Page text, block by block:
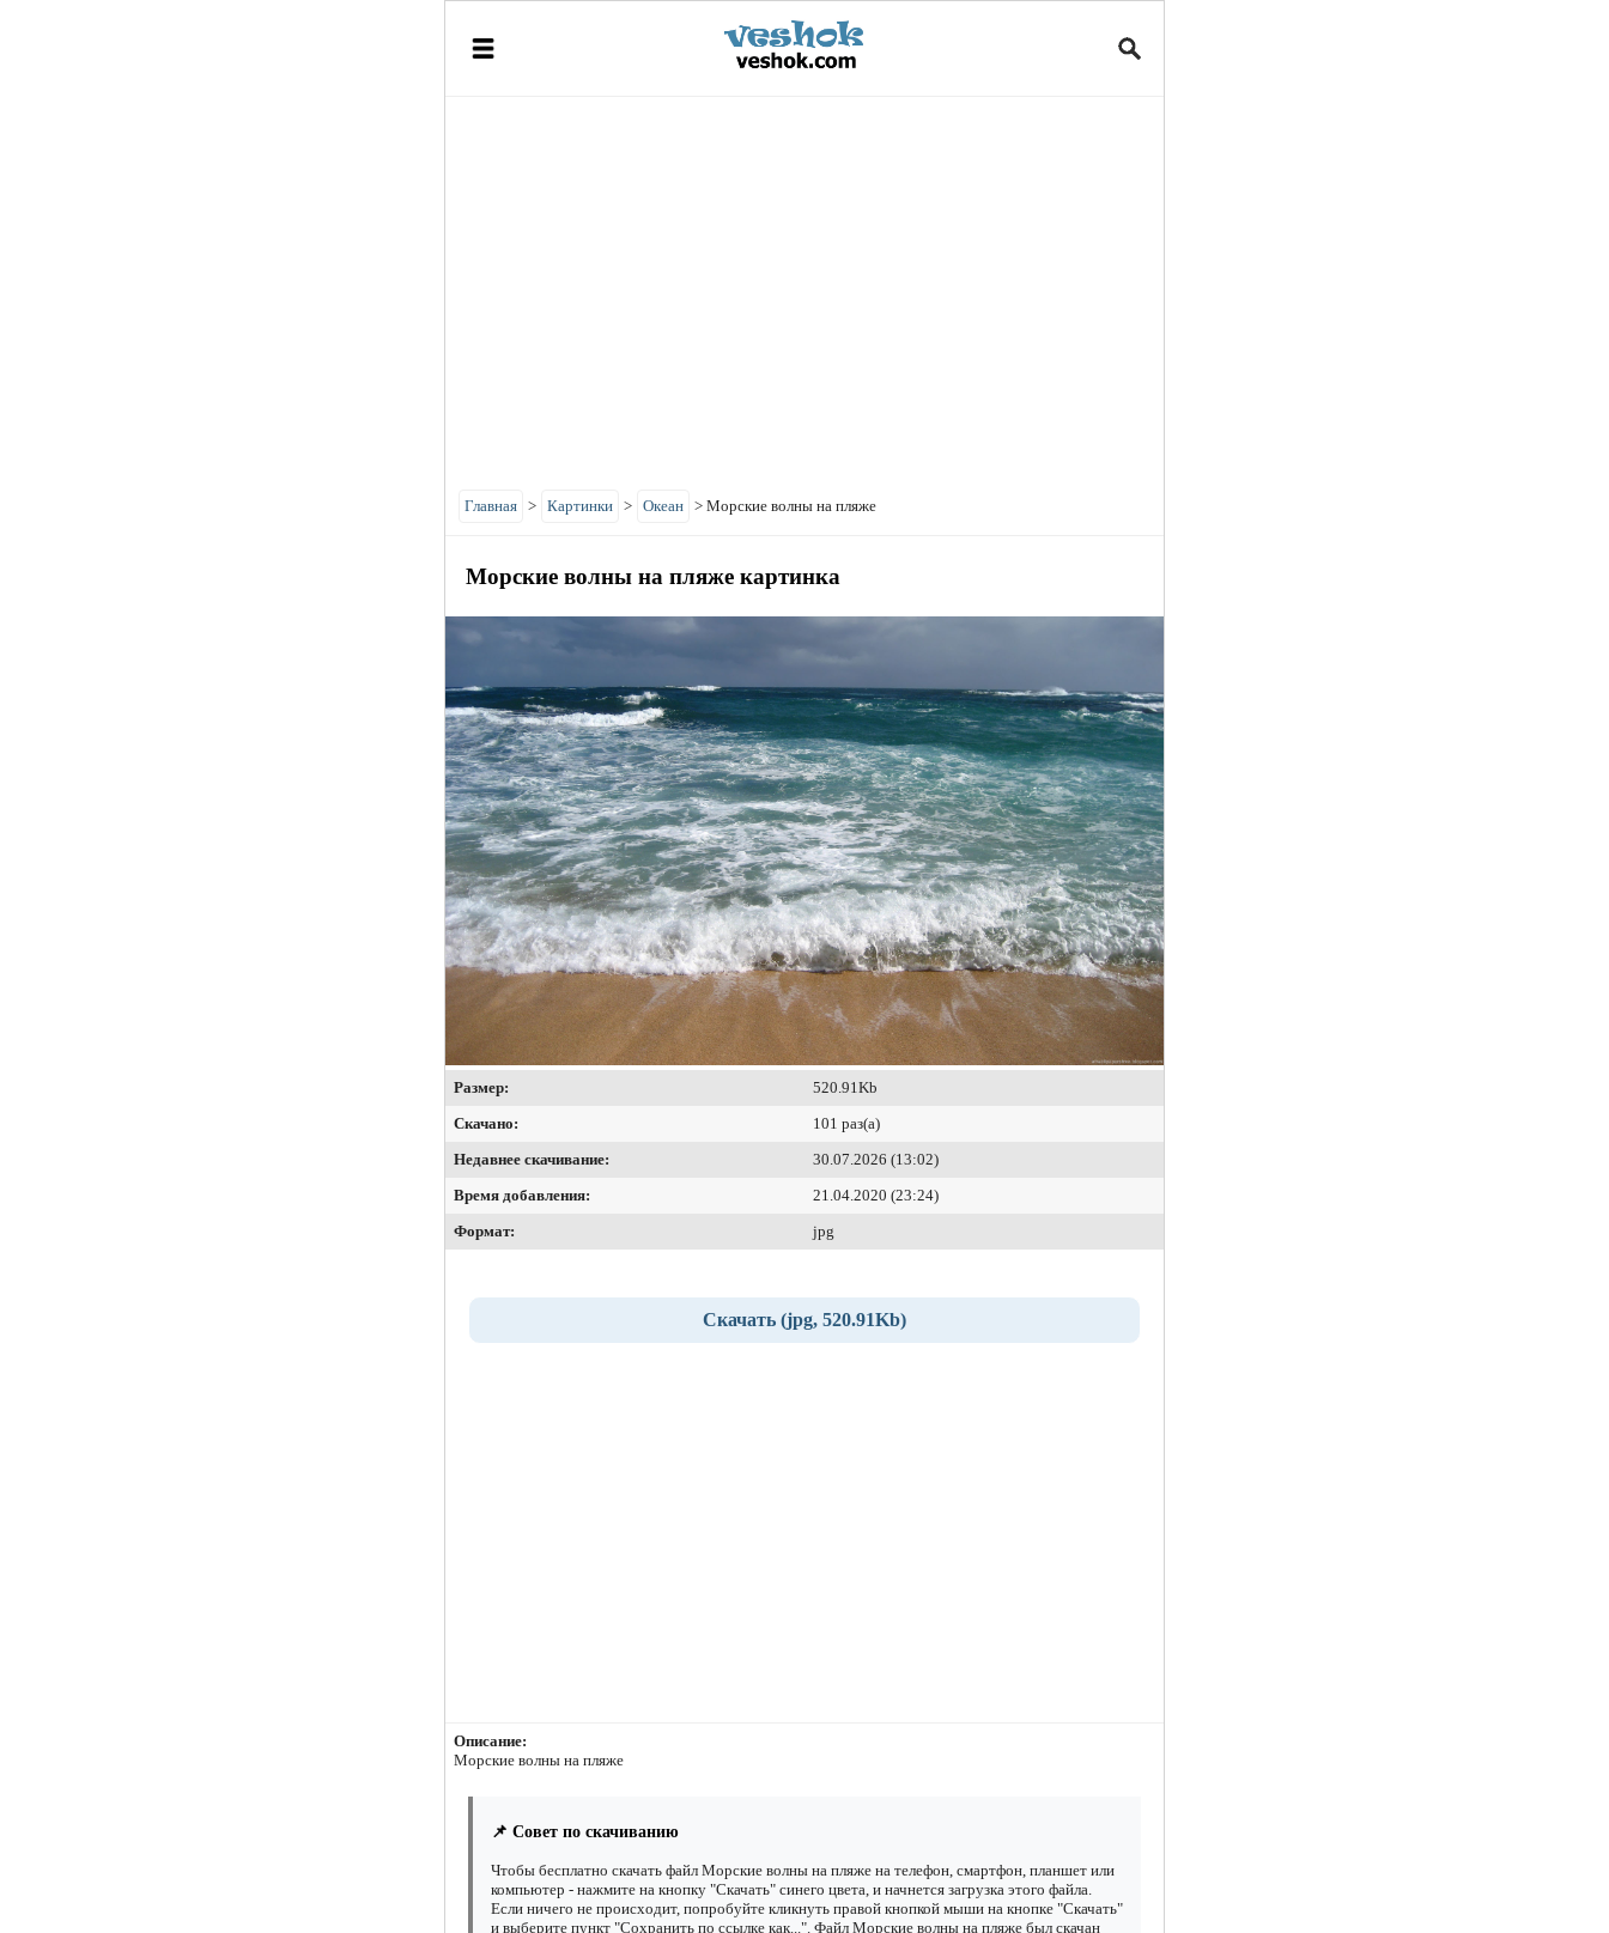
Главная > Картинки > Океан > Морские волны на пляже
Морские волны на пляже картинка
Размер:
520.91Kb
Скачано:
101 раз(а)
Недавнее скачивание:
30.07.2026 (13:02)
Время добавления:
21.04.2020 (23:24)
Формат:
jpg
Скачать (jpg, 520.91Kb)
Описание:
Морские волны на пляже
📌 Совет по скачиванию
Чтобы бесплатно скачать файл Морские волны на пляже на телефон, смартфон, планшет или
компьютер - нажмите на кнопку "Скачать" синего цвета, и начнется загрузка этого файла.
Если ничего не происходит, попробуйте кликнуть правой кнопкой мыши на кнопке "Скачать"
и выберите пункт "Сохранить по ссылке как...". Файл Морские волны на пляже был скачан